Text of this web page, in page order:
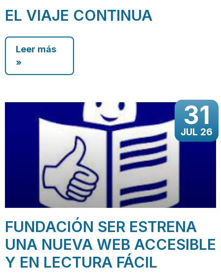
EL VIAJE CONTINUA
Leer más
»
31
JUL 26
FUNDACIÓN SER ESTRENA
UNA NUEVA WEB ACCESIBLE
Y EN LECTURA FÁCIL